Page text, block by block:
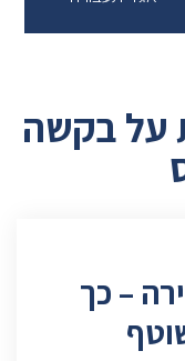
על בקשה
– כך